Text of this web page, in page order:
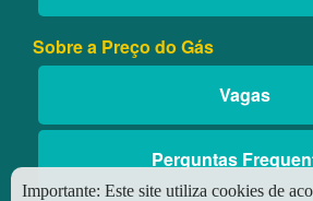
Sobre a Preço do Gás
Vagas
Perguntas
Importante: Este site utiliza cookies de